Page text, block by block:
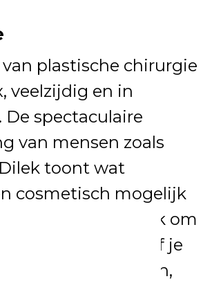
plastische chirurgie
veelzijdig en in
De spectaculaire
van mensen zoals
toont wat
cosmetisch mogelijk
vraagt het ook om
bewustwording. Of je
bent of kritisch,